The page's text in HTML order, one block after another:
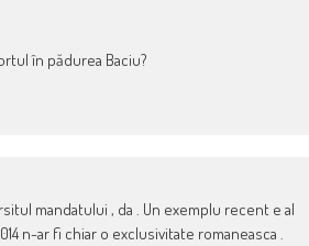
în pădurea Baciu?
mandatului , da . Un exemplu recent e al
n-ar fi chiar o exclusivitate romaneasca .